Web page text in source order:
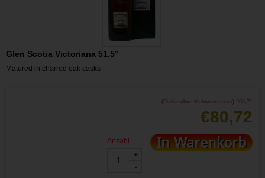
Glen Scotia Victoriana 51.5°
Matured in charred oak casks
(Preise ohne Mehrwertsteuer) €66,71
€80,72
Anzahl
+
-
In Warenkorb